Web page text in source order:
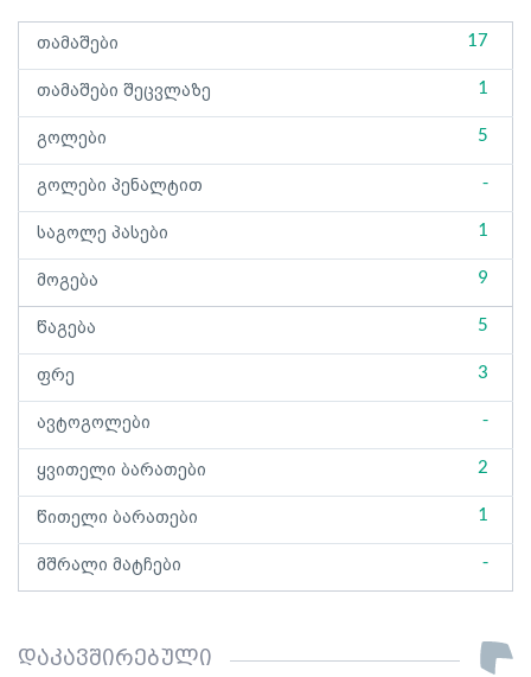
თამაშები 17
თამაშები შეცვლაზე 1
გოლები 5
გოლები პენალტით -
საგოლე პასები 1
მოგება 9
წაგება 5
ფრე 3
ავტოგოლები -
ყვითელი ბარათები 2
წითელი ბარათები 1
მშრალი მატჩები -
დაკავშირებული